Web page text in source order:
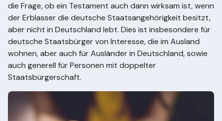
die Frage, ob ein Testament auch dann wirksam ist, wenn
der Erblasser die deutsche Staatsangehörigkeit besitzt,
aber nicht in Deutschland lebt. Dies ist insbesondere für
deutsche Staatsbürger von Interesse, die im Ausland
wohnen, aber auch für Ausländer in Deutschland, sowie
auch generell für Personen mit doppelter
Staatsbürgerschaft.